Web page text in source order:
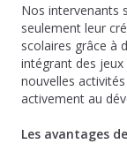
Nos intervenants
seulement leur
scolaires grâce à
intégrant des
nouvelles
activement au
Les avantages